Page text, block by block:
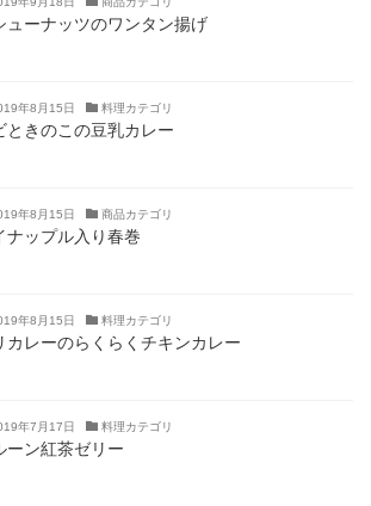
ューナッツのワンタン揚げ
年8月15日 料理カテゴリ
ときのこの豆乳カレー
年8月15日 商品カテゴリ
ナップル入り春巻
年8月15日 料理カテゴリ
カレーのらくらくチキンカレー
年7月17日 料理カテゴリ
ーン紅茶ゼリー